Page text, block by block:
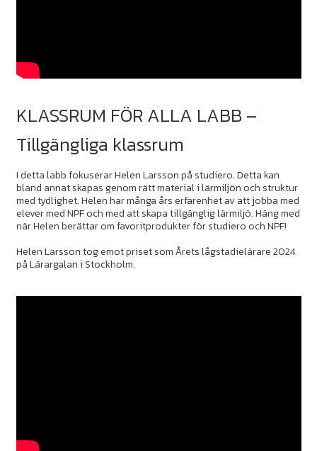
KLASSRUM FÖR ALLA LABB –
Tillgängliga klassrum
I detta labb fokuserar Helen Larsson på studiero. Detta kan
bland annat skapas genom rätt material i lärmiljön och struktur
med tydlighet. Helen har många års erfarenhet av att jobba med
elever med NPF och med att skapa tillgänglig lärmiljö. Häng med
när Helen berättar om favoritprodukter för studiero och NPF!
Helen Larsson tog emot priset som Årets lågstadielärare 2024
på Lärargalan i Stockholm.